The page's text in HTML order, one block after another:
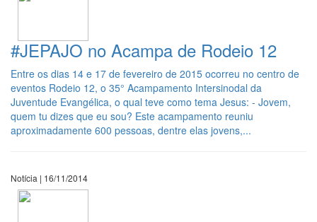
#JEPAJO no Acampa de Rodeio 12
Entre os dias 14 e 17 de fevereiro de 2015 ocorreu no centro de
eventos Rodeio 12, o 35° Acampamento Intersinodal da
Juventude Evangélica, o qual teve como tema Jesus: - Jovem,
quem tu dizes que eu sou? Este acampamento reuniu
aproximadamente 600 pessoas, dentre elas jovens,...
Notícia | 16/11/2014